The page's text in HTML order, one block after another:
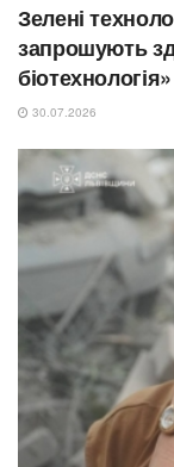
Зелені
запрошують
біотехнологія»
30.07.2026